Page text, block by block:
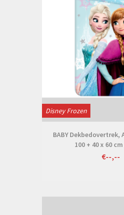
Disney Frozen
BABY Dekbedovertrek,
100 + 40 x 60
€--,--